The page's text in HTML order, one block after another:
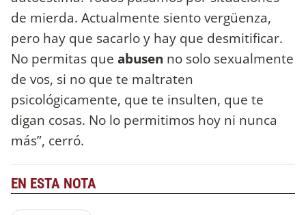
de mierda. Actualmente siento vergüenza,
pero hay que sacarlo y hay que desmitificar.
No permitas que abusen no solo sexualmente
de vos, si no que te maltraten
psicológicamente, que te insulten, que te
digan cosas. No lo permitimos hoy ni nunca
más”, cerró.
EN ESTA NOTA